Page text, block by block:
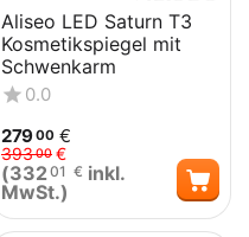
Aliseo LED Saturn T3
Kosmetikspiegel mit
Schwenkarm
0.0
27900 €
39300 €
(33201 € inkl.
MwSt.)